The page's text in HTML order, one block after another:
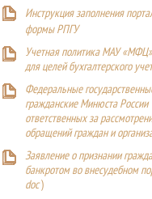
Инструкция заполнения
формы РПГУ
Учетная политика МАУ
для целей бухгалтерского
Федеральные
гражданские Минюста России
ответственных за
обращений граждан и
Заявление о признании
банкротом во внесудебном
doc)